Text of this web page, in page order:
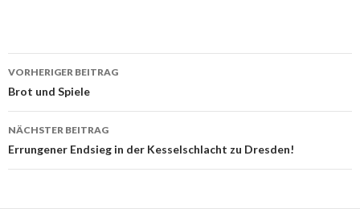
Beitragsnavigation
VORHERIGER BEITRAG
Brot und Spiele
NÄCHSTER BEITRAG
Errungener Endsieg in der Kesselschlacht zu Dresden!